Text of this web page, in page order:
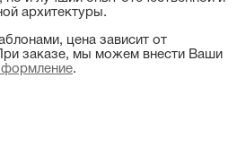
архитектуры.
цена зависит от
заказе, мы можем внести Ваши
.